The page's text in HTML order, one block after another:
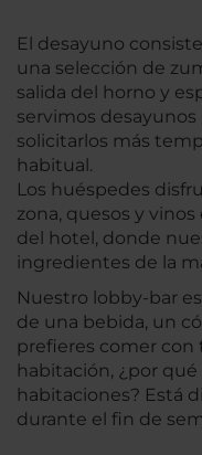
El desayuno
una selección de
salida del horno y
servimos desayunos
solicitarlos más
habitual.
Los huéspedes
zona, quesos y
del hotel, donde
ingredientes de la
Nuestro lobby-bar
de una bebida, un
prefieres comer
habitación, ¿por
habitaciones? Está
durante el fin de